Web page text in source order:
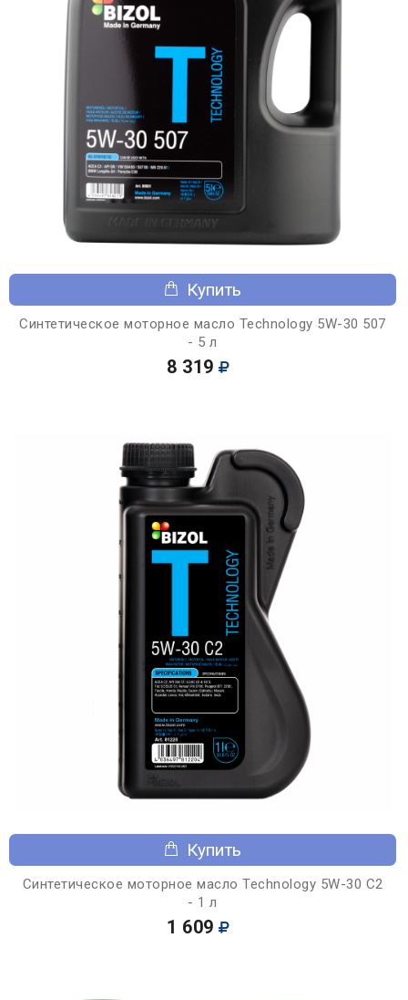
Купить
Синтетическое моторное масло Technology 5W-30 507
- 5 л
8 319
Купить
Синтетическое моторное масло Technology 5W-30 C2
- 1 л
1 609